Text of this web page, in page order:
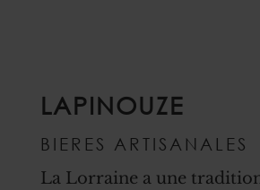
LAPINOUZE
BIERES ARTISANALES
La Lorraine a une